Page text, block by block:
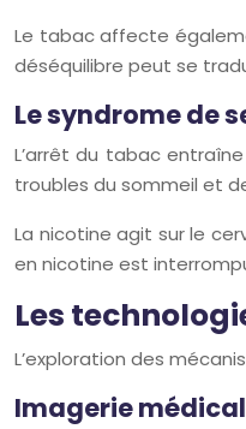
Le tabac affecte
déséquilibre peut se
Le syndrome de
L’arrêt du tabac
troubles du sommeil et
La nicotine agit sur le
en nicotine est
Les
L’exploration des
Imagerie